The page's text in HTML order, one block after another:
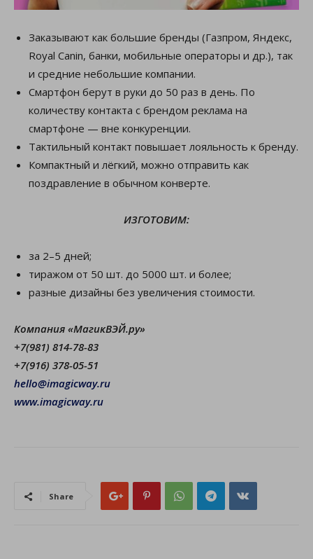
Заказывают как большие бренды (Газпром, Яндекс,
Royal Canin, банки, мобильные операторы и др.), так
и средние небольшие компании.
Cмартфон берут в руки до 50 раз в день. По
количеству контакта с брендом реклама на
смартфоне — вне конкуренции.
Тактильный контакт повышает лояльность к бренду.
Компактный и лёгкий, можно отправить как
поздравление в обычном конверте.
ИЗГОТОВИМ:
за 2–5 дней;
тиражом от 50 шт. до 5000 шт. и более;
разные дизайны без увеличения стоимости.
Компания «МагикВЭЙ.ру»
+7(981) 814-78-83
+7(916) 378-05-51
hello@imagicway.ru
www.imagicway.ru
Share